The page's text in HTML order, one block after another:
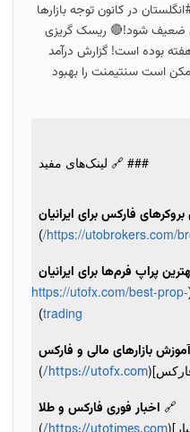
در کانون توجه بازارها
ضعیف شود!🔴 ریسک گریزی
بوده است! گزارش درآمد
است سنتیمنت را بهبود
### 🔗 لینک‌های مفید
بروکرهای فارکس برای ایرانیان
https://utobrokers.com/
)
پراپ فرم‌ها برای ایرانیان
https://utofx.com/best-prop-
trading
)
آموزش بازارهای مالی و فارکس
https://utofx.com/
)
🔗 اخبار فوری فارکس و طلا
)